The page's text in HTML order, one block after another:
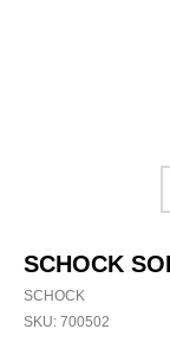
SCHOCK
SCHOCK
SKU: 700502